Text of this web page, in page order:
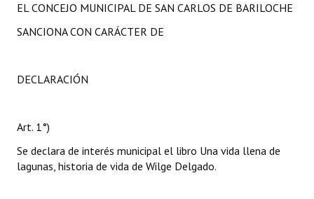
EL CONCEJO MUNICIPAL DE SAN CARLOS DE BARILOCHE
SANCIONA CON CARÁCTER DE
DECLARACIÓN
Art. 1°)
Se declara de interés municipal el libro Una vida llena de
lagunas, historia de vida de Wilge Delgado.